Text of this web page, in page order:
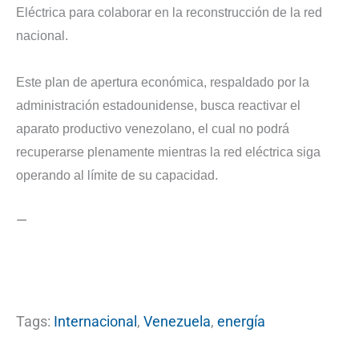
Eléctrica para colaborar en la reconstrucción de la red
nacional.
Este plan de apertura económica, respaldado por la
administración estadounidense, busca reactivar el
aparato productivo venezolano, el cual no podrá
recuperarse plenamente mientras la red eléctrica siga
operando al límite de su capacidad.
—
Tags: Internacional , Venezuela, energía